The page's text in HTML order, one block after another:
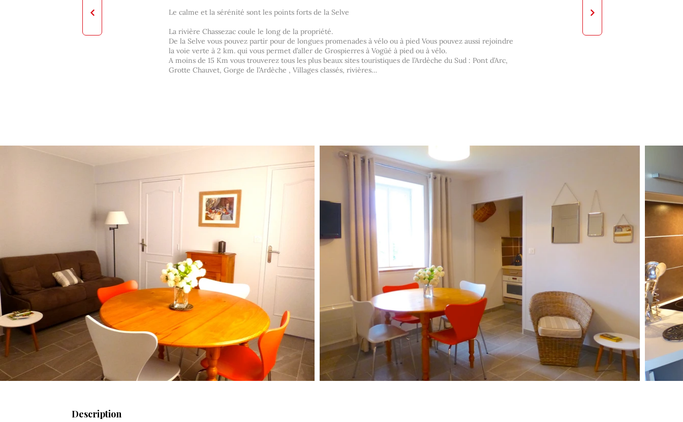
Le calme et la sérénité sont les points forts de la Selve
La rivière Chassezac coule le long de la propriété.
De la Selve vous pouvez partir pour de longues promenades à vélo ou à pied Vous pouvez aussi rejoindre
la voie verte à 2 km. qui vous permet d’aller de Grospierres à Vogüé à pied ou à vélo.
A moins de 15 Km vous trouverez tous les plus beaux sites touristiques de l’Ardèche du Sud : Pont d’Arc,
Grotte Chauvet, Gorge de l’Ardèche , Villages classés, rivières…
Description